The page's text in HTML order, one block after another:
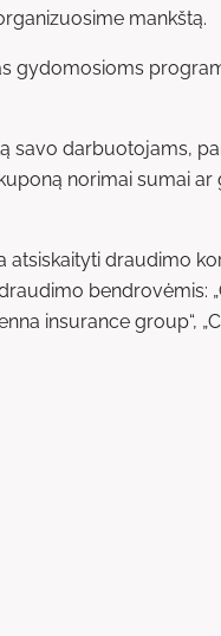
mankštą.
gydomosioms
savo darbuotojams,
norimai sumai
atsiskaityti draudimo
bendrovėmis:
insurance group“,